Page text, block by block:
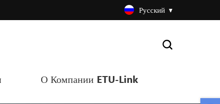
Русский
О Компании ETU-Link